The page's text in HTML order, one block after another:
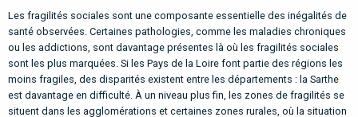
Les fragilités sociales sont une composante essentielle des inégalités de
santé observées. Certaines pathologies, comme les maladies chroniques
ou les addictions, sont davantage présentes là où les fragilités sociales
sont les plus marquées. Si les Pays de la Loire font partie des régions les
moins fragiles, des disparités existent entre les départements : la Sarthe
est davantage en difficulté. À un niveau plus fin, les zones de fragilités se
situent dans les agglomérations et certaines zones rurales, où la situation